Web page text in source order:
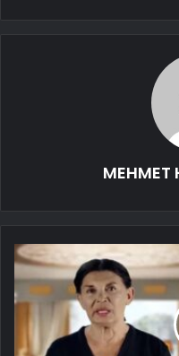
MEHMET